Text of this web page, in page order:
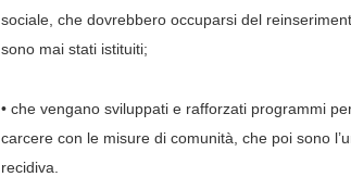
sociale, che dovrebbero occuparsi del
sono mai stati istituiti;
• che vengano sviluppati e rafforzati programmi
carcere con le misure di comunità, che poi sono
recidiva.